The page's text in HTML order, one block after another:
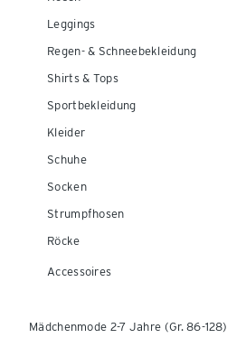
Leggings
Regen- & Schneebekleidung
Shirts & Tops
Sportbekleidung
Kleider
Schuhe
Socken
Strumpfhosen
Röcke
Accessoires
Mädchenmode 2-7 Jahre (Gr. 86-128)